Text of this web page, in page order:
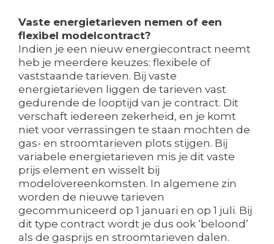
Vaste energietarieven nemen of een
flexibel modelcontract?
Indien je een nieuw energiecontract neemt
heb je meerdere keuzes: flexibele of
vaststaande tarieven. Bij vaste
energietarieven liggen de tarieven vast
gedurende de looptijd van je contract. Dit
verschaft iedereen zekerheid, en je komt
niet voor verrassingen te staan mochten de
gas- en stroomtarieven plots stijgen. Bij
variabele energietarieven mis je dit vaste
prijs element en wisselt bij
modelovereenkomsten. In algemene zin
worden de nieuwe tarieven
gecommuniceerd op 1 januari en op 1 juli. Bij
dit type contract wordt je dus ook ‘beloond’
als de gasprijs en stroomtarieven dalen.